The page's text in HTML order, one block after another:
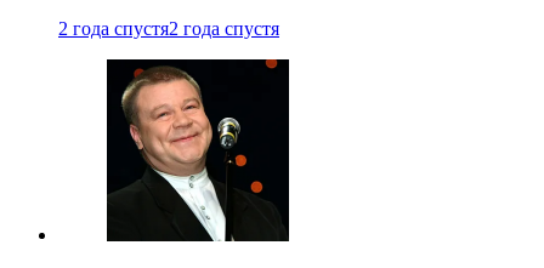
2 года спустя2 года спустя